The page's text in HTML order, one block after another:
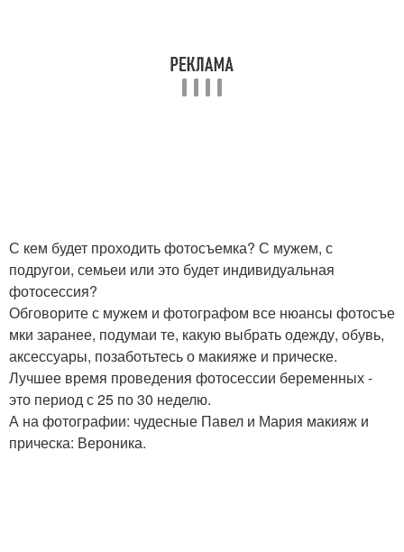
С кем будет проходить фотосъемка? С мужем, с
подругои, семьеи или это будет индивидуальная
фотосессия?
Обговорите с мужем и фотографом все нюансы фотосъе
мки заранее, подумаи те, какую выбрать одежду, обувь,
аксессуары, позаботьтесь о макияже и прическе.
Лучшее время проведения фотосессии беременных -
это период с 25 по 30 неделю.
А на фотографии: чудесные Павел и Мария макияж и
прическа: Вероника.